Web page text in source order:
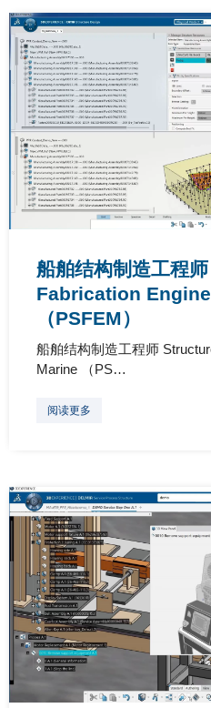
船舶结构制造工程
Fabrication
（PSFEM）
船舶结构制造工程师
Marine （PS…
阅读更多